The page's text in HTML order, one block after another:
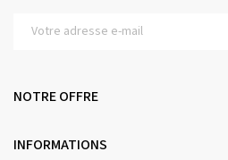
NOTRE OFFRE
INFORMATIONS